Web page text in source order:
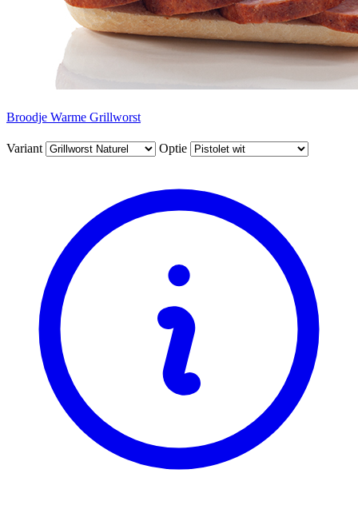
Broodje Warme Grillworst
Variant Optie